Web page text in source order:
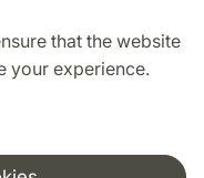
that the website
your experience.